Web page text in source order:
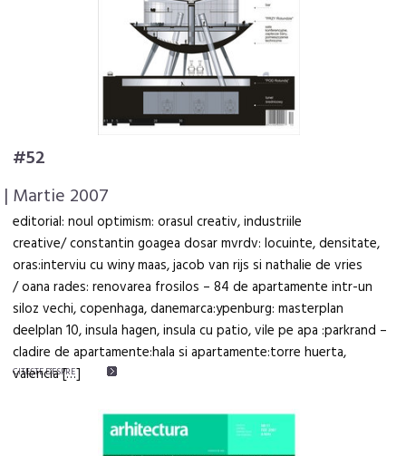
#52
| Martie 2007
editorial: noul optimism: orasul creativ, industriile
creative/ constantin goagea dosar mvrdv: locuinte, densitate,
oras:interviu cu winy maas, jacob van rijs si nathalie de vries
/ oana rades: renovarea frosilos – 84 de apartamente intr-un
siloz vechi, copenhaga, danemarca:ypenburg: masterplan
deelplan 10, insula hagen, insula cu patio, vile pe apa :parkrand –
cladire de apartamente:hala si apartamente:torre huerta,
valencia […]
CITEŞTE DESPRE